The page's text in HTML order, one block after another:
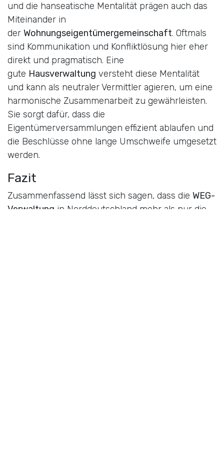
und die hanseatische Mentalität prägen auch das
Miteinander in
der Wohnungseigentümergemeinschaft. Oftmals
sind Kommunikation und Konfliktlösung hier eher
direkt und pragmatisch. Eine
gute Hausverwaltung versteht diese Mentalität
und kann als neutraler Vermittler agieren, um eine
harmonische Zusammenarbeit zu gewährleisten.
Sie sorgt dafür, dass die
Eigentümerversammlungen effizient ablaufen und
die Beschlüsse ohne lange Umschweife umgesetzt
werden.
Fazit
Zusammenfassend lässt sich sagen, dass die WEG-
Verwaltung in Norddeutschland mehr als nur die